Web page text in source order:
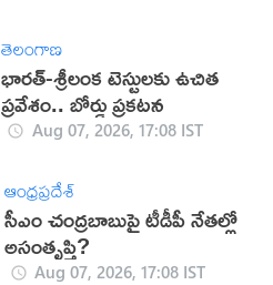
తెలంగాణ
భారత్-శ్రీలంక టెస్టులకు ఉచిత
ప్రవేశం.. బోర్డు ప్రకటన
Aug 07, 2026, 17:08 IST
ఆంధ్రప్రదేశ్
సీఎం చంద్రబాబుపై టీడీపీ నేతల్లో
అసంతృప్తి?
Aug 07, 2026, 17:08 IST